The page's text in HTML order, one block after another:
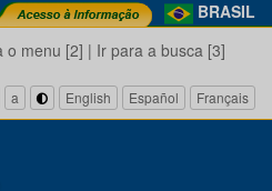
BRASIL
o menu [2] | Ir para a busca [3]
a English Español Français